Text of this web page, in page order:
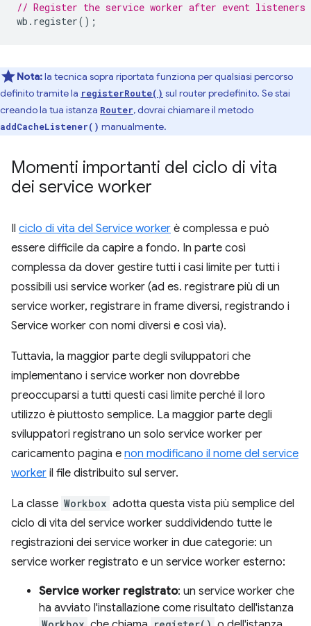
// Register the service worker after event listeners
wb . register();
Nota:la tecnica sopra riportata funziona per qualsiasi percorso
definito tramite la registerRoute() sul router predefinito. Se stai
creando la tua istanza Router, dovrai chiamare il metodo
addCacheListener() manualmente.
Momenti importanti del ciclo di vita
dei service worker
Il ciclo di vita del Service worker è complessa e può
essere difficile da capire a fondo. In parte così
complessa da dover gestire tutti i casi limite per tutti i
possibili usi service worker (ad es. registrare più di un
service worker, registrare in frame diversi, registrando i
Service worker con nomi diversi e così via).
Tuttavia, la maggior parte degli sviluppatori che
implementano i service worker non dovrebbe
preoccuparsi a tutti questi casi limite perché il loro
utilizzo è piuttosto semplice. La maggior parte degli
sviluppatori registrano un solo service worker per
caricamento pagina e non modificano il nome del service
worker il file distribuito sul server.
La classe Workbox adotta questa vista più semplice del
ciclo di vita del service worker suddividendo tutte le
registrazioni dei service worker in due categorie: un
service worker registrato e un service worker esterno:
Service worker registrato: un service worker che
ha avviato l'installazione come risultato dell'istanza